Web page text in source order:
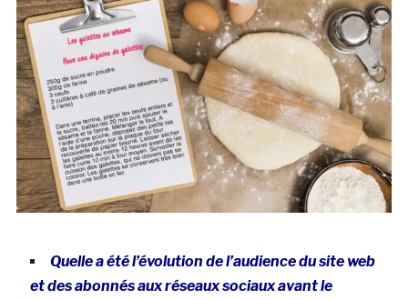
Quelle a été l’évolution de l’audience du site web
et des abonnés aux réseaux sociaux avant le